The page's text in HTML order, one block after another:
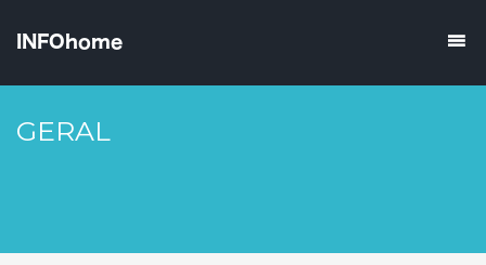
GERAL